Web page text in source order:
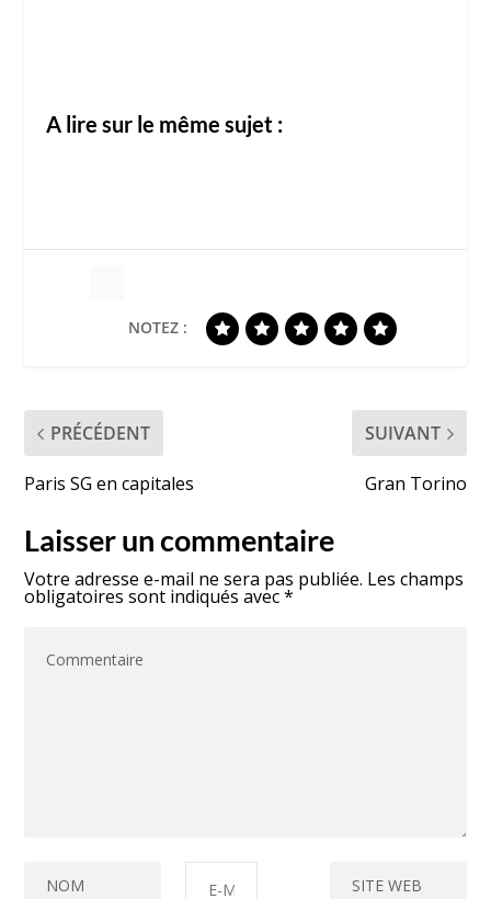
A lire sur le même sujet :
NOTEZ :
PRÉCÉDENT
Paris SG en capitales
SUIVANT
Gran Torino
Laisser un commentaire
Votre adresse e-mail ne sera pas publiée. Les champs
obligatoires sont indiqués avec*